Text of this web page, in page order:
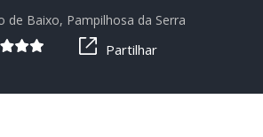
+4
de Baixo, Pampilhosa da Serra
Partilhar